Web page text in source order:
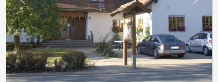
Previous Next